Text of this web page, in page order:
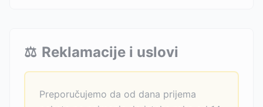
⚖️ Reklamacije i uslovi
Preporučujemo da od dana prijema